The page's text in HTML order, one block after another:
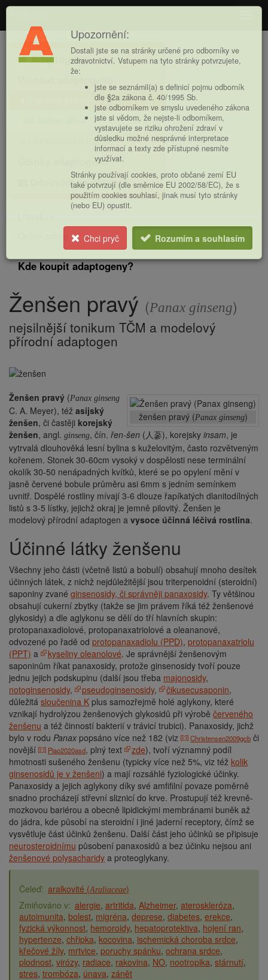
Adaptogeny
Hlavní
nabídkaAdaptogeny
Jak ženšen užívat
Lesklokorka lesklá
Účinky adaptogenů
Odpovědi na dotazy
Literatura
Kde koupit adaptogeny?
Drobečková
navigace
Ženšen pravý (Panax ginseng)
nejsilnější tonikum TČM a modelový
přírodní adaptogen
ženšen pravý (Panax ginseng)
Ženšen pravý (Panax ginseng
C. A. Meyer), též asijský
ženšen, či častěji korejský
ženšen, angl. ginseng, čín. řen-šen (人蔘), korejsky insam, je
vytrvalá dlouhověká lesní bylina s kuželovitým, často rozvětveným
kořenem. Stonek 30-60cm vysoký v dospělosti nese terminální
okolík 30-50 nenápadných kvítků, které se po opylení mění v
jasně červené bobule průměru asi 6mm s jedním semínkem
uvnitř. Dospělé rostliny mívají 3-6 dlouze řapíkatých dlanitodílných
listů s 3-5 lístky, jejichž okraj je jemně pilovitý. Ženšen je
modelový přírodní adaptogen a vysoce účinná léčivá rostlina.
Účinné látky ženšenu
Všechny jeho části (včetně listů a bobulí) obsahují mnoho desítek
účinných látek, z nichž nejdůležitější jsou triterpenoidní (steroidní)
saponiny zvané ginsenosidy, či správněji panaxosidy. Ty většinou
obsahují cukerní zbytky (takže se jim právem říká též ženšenové
glykosidy) a dle aglykonu se dělí do tří hlavních skupin:
protopanaxadiolové, protopanaxatriolové a oleananové,
odvozené po řadě od protopanaxadiolu (PPD), protopanaxatriolu
(PPT) a kyseliny oleanolové. Je správnější ženšenovým
saponinům říkat panaxosidy, protože ginsenosidy tvoří pouze
jednu jejich podskupinu (další jsou třeba majonosidy,
notoginsenosidy, pseudoginsenosidy, čikusecusaponin,
důležitá sloučenina K plus samozřejmě holé aglykony, které
vznikají hydrolýzou ženšenových glykosidů při výrobě červeného
ženšenu a též činností bakterií v trávicí trubici). Panaxosidy, jichž
bylo v rodu Panax popsáno více než 182 (viz Christensen2009gcb či
novější
Piao2020asd, plný text zde), tvoří významný podíl
hmotnosti sušeného ženšenu (typicky více než 5%, viz též kolik
ginsenosidů je v ženšeni) a mají rozsáhlé fyziologické účinky.
Panaxosidy a jejich aglykony díky své amfifilní povaze poměrně
snadno procházejí střevní sliznicí do krve. Prostupují též krevně-
mozkovou bariérou a obecně lipidickými membránami buněk až
do jádra, kde působí na steroidní i jiné jaderní receptory, čímž se
vysvětluje část účinků ženšenu. Další část jeho účinků se připisuje
neurosteroidnímu působení panaxosidů a bez účinku nejsou ani
ženšenové polysacharidy a proteoglykany.
aralkovité (Araliaceae)
alergie artritida Alzheimer ateroskleróza
autoimunita bolest migréna deprese diabetes erekce
fyzická výkonnost hemoroidy hepatoprotektiva hojení ran
hypertenze chřipka kocovina ischemická choroba srdce
křečové žíly mrtvice poruchy spánku ochrana srdce
plodnost virózy radiace rakovina NO nootropika stárnutí
stres trombóza únava zánět
Upozornění:
Dostali jste se na stránky určené pro odborníky ve
zdravotnictví. Vstupem na tyto stránky potvrzujete,
že:
jste se seznámil(a) s definicí pojmu odborník
dle §2a zákona č. 40/1995 Sb.
jste odborníkem ve smyslu uvedeného zákona
jste si vědom, že nejste-li odborníkem,
vystavujete se riziku ohrožení zdraví v
důsledku možné nesprávné interpretace
informací a texty zde přístupné nesmíte
využívat.
Stránky používají cookies, proto občané zemí EU
také potvrzují (dle směrnice EU 2002/58/EC), že s
použitím cookies souhlasí, jinak musí tyto stránky
(nebo EU) opustit.
Chci pryč Rozumím a souhlasím